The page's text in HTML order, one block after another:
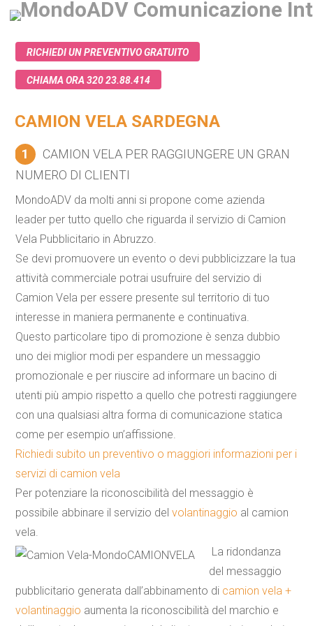
RICHIEDI UN PREVENTIVO GRATUITO
CHIAMA ORA 320 23.88.414
CAMION VELA SARDEGNA
1
CAMION VELA PER RAGGIUNGERE UN GRAN
NUMERO DI CLIENTI
MondoADV da molti anni si propone come azienda
leader per tutto quello che riguarda il servizio di Camion
Vela Pubblicitario in Abruzzo.
Se devi promuovere un evento o devi pubblicizzare la tua
attività commerciale potrai usufruire del servizio di
Camion Vela per essere presente sul territorio di tuo
interesse in maniera permanente e continuativa.
Questo particolare tipo di promozione è senza dubbio
uno dei miglior modi per espandere un messaggio
promozionale e per riuscire ad informare un bacino di
utenti più ampio rispetto a quello che potresti raggiungere
con una qualsiasi altra forma di comunicazione statica
come per esempio un’affissione.
Richiedi subito un preventivo o maggiori informazioni per i
servizi di camion vela
Per potenziare la riconoscibilità del messaggio è
possibile abbinare il servizio del volantinaggio al camion
vela.
La ridondanza
del messaggio
pubblicitario generata dall’abbinamento di camion vela +
volantinaggio aumenta la riconoscibilità del marchio e